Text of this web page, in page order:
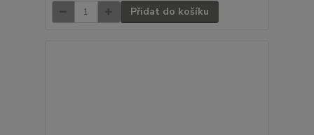
Přidat do košíku